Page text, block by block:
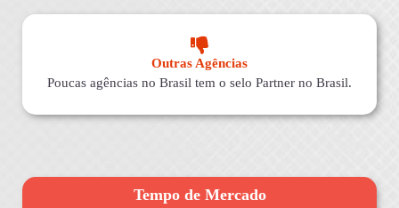
Outras Agências
Poucas agências no Brasil tem o selo Partner no Brasil.
Tempo de Mercado